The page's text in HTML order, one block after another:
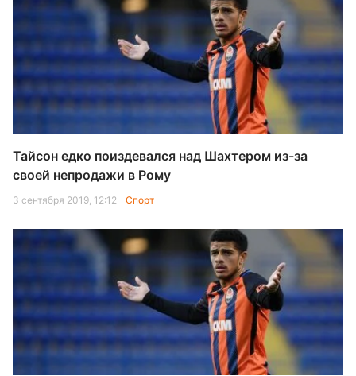
Тайсон едко поиздевался над Шахтером из-за
своей непродажи в Рому
3 сентября 2019, 12:12 Спорт